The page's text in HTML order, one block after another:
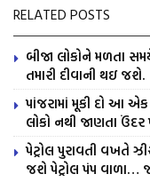
RELATED POSTS
બીજા લોકોને મળતા
તમારી દીવાની થઇ જશે.
પાંજરામાં મૂકી દો આ
લોકો નથી જાણતા ઉંદર
પેટ્રોલ પુરાવતી વખતે
જશે પેટ્રોલ પંપ વાળા…